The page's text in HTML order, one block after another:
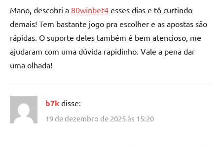
Mano, descobri a 80winbet4 esses dias e tô curtindo
demais! Tem bastante jogo pra escolher e as apostas são
rápidas. O suporte deles também é bem atencioso, me
ajudaram com uma dúvida rapidinho. Vale a pena dar
uma olhada!
b7k disse:
19 de dezembro de 2025 às 15:20